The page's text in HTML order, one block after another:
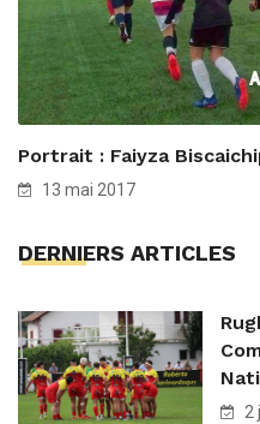
Portrait : Faiyza
13 mai 2017
DERNIERS ARTICLES
2